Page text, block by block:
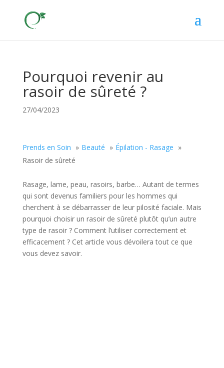
Pourquoi revenir au
rasoir de sûreté ?
27/04/2023
Prends en Soin Beauté
Épilation - Rasage
Rasoir de sûreté
Rasage, lame, peau, rasoirs, barbe… Autant de termes
qui sont devenus familiers pour les hommes qui
cherchent à se débarrasser de leur pilosité faciale. Mais
pourquoi choisir un rasoir de sûreté plutôt qu’un autre
type de rasoir ? Comment l’utiliser correctement et
efficacement ? Cet article vous dévoilera tout ce que
vous devez savoir.